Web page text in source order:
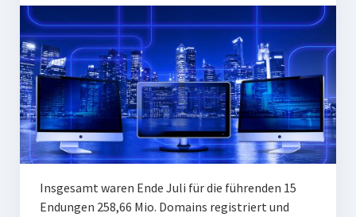
Insgesamt waren Ende Juli für die führenden 15
Endungen 258,66 Mio. Domains registriert und